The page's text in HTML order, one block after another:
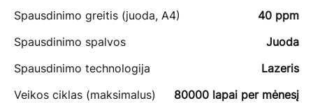
Spausdinimo greitis (juoda, A4)
40 ppm
Spausdinimo spalvos
Juoda
Spausdinimo technologija
Lazeris
Veikos ciklas (maksimalus)
80000 lapai per mėnesį